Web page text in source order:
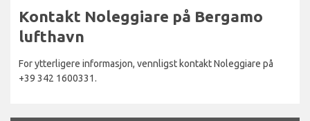
Kontakt Noleggiare på Bergamo
lufthavn
For ytterligere informasjon, vennligst kontakt Noleggiare på
+39 342 1600331.